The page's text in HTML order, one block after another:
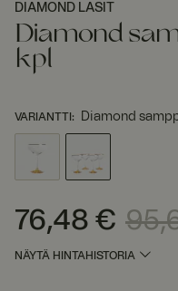
DIAMOND LASIT
Diamond
kpl
VARIANTTI : Diamond
Nykyinen hinta 76,48 €
76,48 €
NÄYTÄ HINTAHISTORIA